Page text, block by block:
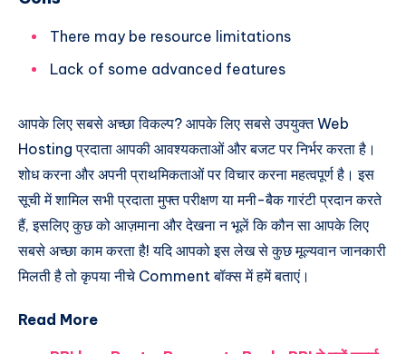
There may be resource limitations
Lack of some advanced features
आपके लिए सबसे अच्छा विकल्प? आपके लिए सबसे उपयुक्त Web
Hosting प्रदाता आपकी आवश्यकताओं और बजट पर निर्भर करता है।
शोध करना और अपनी प्राथमिकताओं पर विचार करना महत्वपूर्ण है। इस
सूची में शामिल सभी प्रदाता मुफ्त परीक्षण या मनी-बैक गारंटी प्रदान करते
हैं, इसलिए कुछ को आज़माना और देखना न भूलें कि कौन सा आपके लिए
सबसे अच्छा काम करता है! यदि आपको इस लेख से कुछ मूल्यवान जानकारी
मिलती है तो कृपया नीचे Comment बॉक्स में हमें बताएं।
Read More